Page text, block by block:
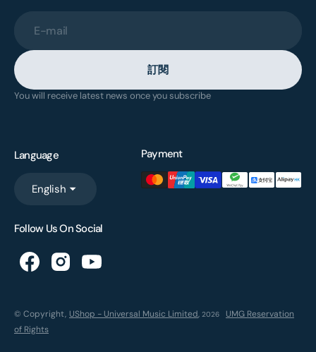
E-mail
訂閱
You will receive latest news once you subscribe
Language
English
Payment
Follow Us On Social
© Copyright, UShop - Universal Music Limited, 2026
UMG Reservation
of Rights